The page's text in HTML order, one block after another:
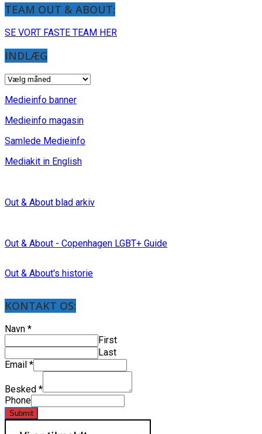
TEAM OUT & ABOUT:
SE VORT FASTE TEAM HER
INDLÆG
INDLÆG
Medieinfo banner
Medieinfo magasin
Samlede Medieinfo
Mediakit in English
Out & About blad arkiv
Out & About - Copenhagen LGBT+ Guide
Out & About's historie
KONTAKT OS:
Navn *
First
Last
Email *
Besked *
Phone
Submit